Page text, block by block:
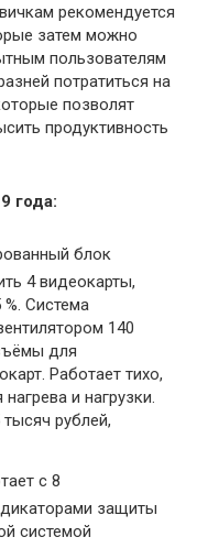
рекомендуется
затем можно
пользователям
потратиться на
позволят
продуктивность
года:
блок
4 видеокарты,
Система
140
для
Работает тихо,
и нагрузки.
рублей,
с 8
защиты
системой